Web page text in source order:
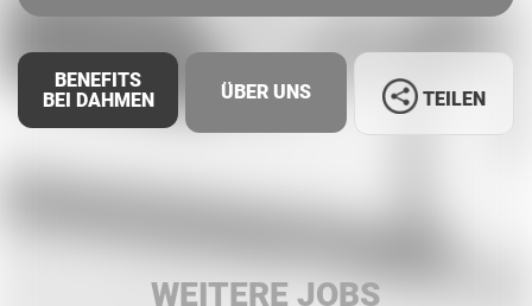
BENEFITS
BEI DAHMEN
ÜBER UNS TEILEN
WEITERE JOBS